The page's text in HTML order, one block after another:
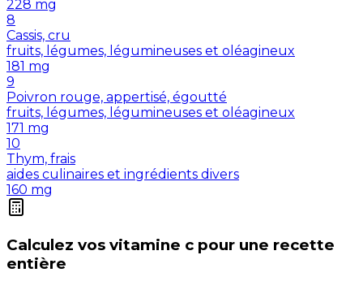
228 mg
8
Cassis, cru
fruits, légumes, légumineuses et oléagineux
181 mg
9
Poivron rouge, appertisé, égoutté
fruits, légumes, légumineuses et oléagineux
171 mg
10
Thym, frais
aides culinaires et ingrédients divers
160 mg
Calculez vos vitamine c pour une recette
entière